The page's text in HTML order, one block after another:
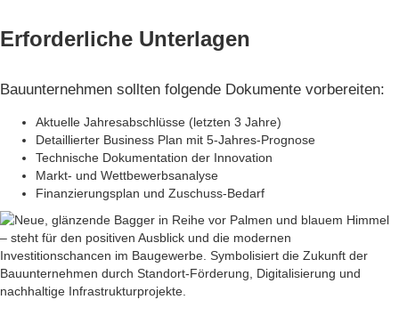
Erforderliche Unterlagen
Bauunternehmen sollten folgende Dokumente vorbereiten:
Aktuelle Jahresabschlüsse (letzten 3 Jahre)
Detaillierter Business Plan mit 5-Jahres-Prognose
Technische Dokumentation der Innovation
Markt- und Wettbewerbsanalyse
Finanzierungsplan und Zuschuss-Bedarf